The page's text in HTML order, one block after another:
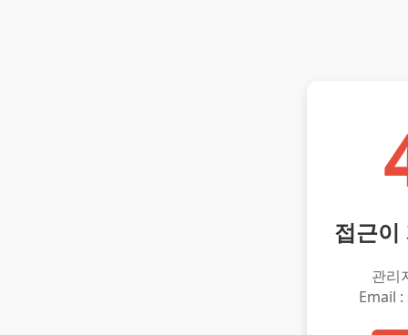
접근이
관리
Email